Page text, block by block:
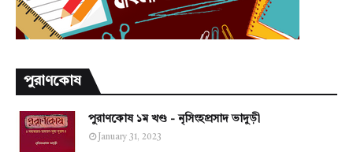
পুরাণকোষ
পুরাণকোষ ১ম খণ্ড - নৃসিংহপ্রসাদ ভাদুড়ী
January 31, 2023